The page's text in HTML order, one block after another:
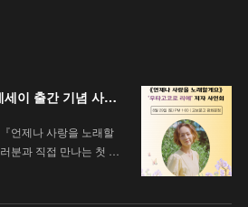
🎶 [우타고코로 리에 첫 에세이 출간 기념 사인회 안내 / 歌心りえ 初エッセイ出版記念サイン会のお知らせ]
언제나 사랑을 노래할
분과 직접 만나는 첫 …